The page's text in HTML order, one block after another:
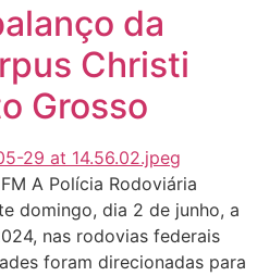
da
Christi
Grosso
A Polícia Rodoviária
domingo, dia 2 de junho, a
nas rodovias federais
foram direcionadas para